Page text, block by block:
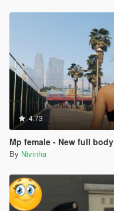
4.73
Mp female - New full body
By Nivinha